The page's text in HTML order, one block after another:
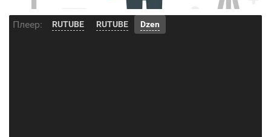
Плеер: RUTUBE RUTUBE Dzen